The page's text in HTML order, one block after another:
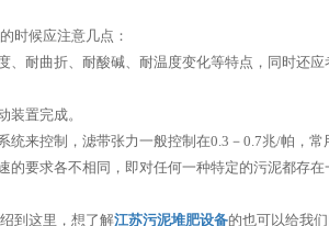
时候应注意几点：
、耐曲折、耐酸碱、耐温度变化等特点，同时还
装置完成。
统来控制，滤带张力一般控制在0.3－0.7兆/帕，
的要求各不相同，即对任何一种特定的污泥都存
到这里，想了解江苏污泥堆肥设备的也可以给我们